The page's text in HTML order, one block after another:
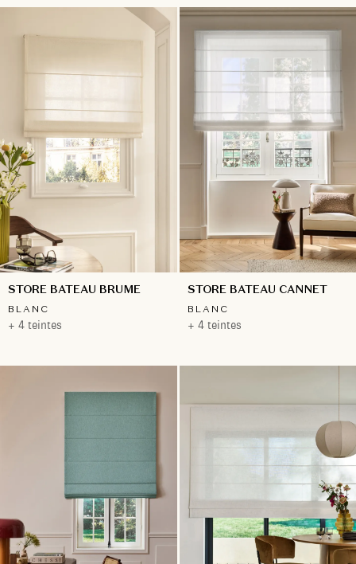
STORE BATEAU BRUME
BLANC
+ 4 teintes
STORE BATEAU CANNET
BLANC
+ 4 teintes